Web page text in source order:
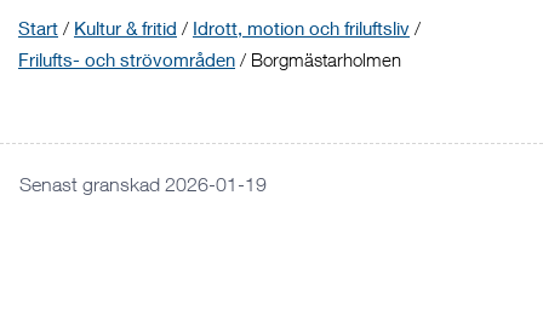
Start / Kultur & fritid / Idrott, motion och friluftsliv /
Frilufts- och strövområden / Borgmästarholmen
Senast granskad 2026-01-19